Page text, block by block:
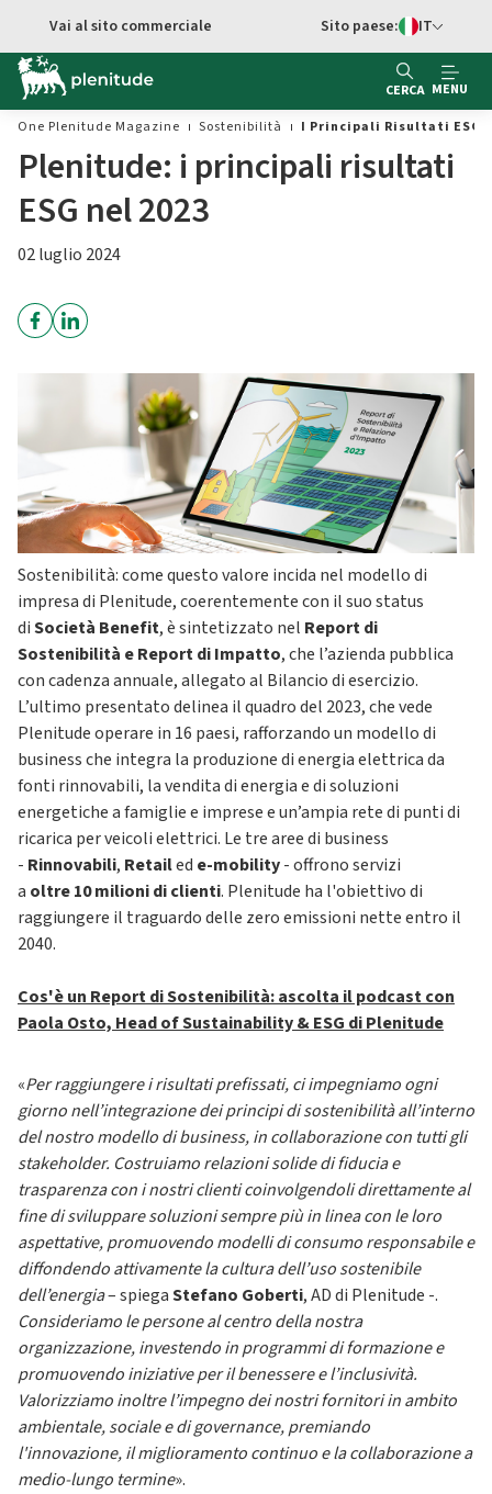
Vai al contenuto principale
Vai al sito commerciale
Switch di
Sito paese: IT
CERCA MENU
One Plenitude Magazine
Sostenibilità I Principali Risultati ESG
Plenitude: i principali risultati
ESG nel 2023
02 luglio 2024
Sostenibilità: come questo valore incida nel modello di
impresa di Plenitude, coerentemente con il suo status
diSocietà Benefit, è sintetizzato nel Report di
Sostenibilità e Report di Impatto, che l’azienda pubblica
con cadenza annuale, allegato al Bilancio di esercizio.
L’ultimo presentato delinea il quadro del 2023, che vede
Plenitude operare in 16 paesi, rafforzando un modello di
business che integra la produzione di energia elettrica da
fonti rinnovabili, la vendita di energia e di soluzioni
energetiche a famiglie e imprese e un’ampia rete di punti di
ricarica per veicoli elettrici. Le tre aree di business
- Rinnovabili, Retailed e-mobility- offrono servizi
a oltre 10 milioni di clienti. Plenitude ha l'obiettivo di
raggiungere il traguardo delle zero emissioni nette entro il
2040.
Cos'è un Report di Sostenibilità: ascolta il podcast con
Paola Osto, Head of Sustainability & ESG di Plenitude
«Per raggiungere i risultati prefissati, ci impegniamo ogni
giorno nell’integrazione dei principi di sostenibilità all’interno
del nostro modello di business, in collaborazione con tutti gli
stakeholder. Costruiamo relazioni solide di fiducia e
trasparenza con i nostri clienti coinvolgendoli direttamente al
fine di sviluppare soluzioni sempre più in linea con le loro
aspettative, promuovendo modelli di consumo responsabile e
diffondendo attivamente la cultura dell’uso sostenibile
dell’energia– spiegaStefano Goberti, AD di Plenitude -.
Consideriamo le persone al centro della nostra
organizzazione, investendo in programmi di formazione e
promuovendo iniziative per il benessere e l’inclusività.
Valorizziamo inoltre l’impegno dei nostri fornitori in ambito
ambientale, sociale e di governance, premiando
l'innovazione, il miglioramento continuo e la collaborazione a
medio-lungo termine».